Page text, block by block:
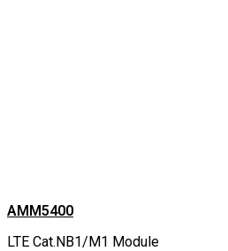
AMM5400
LTE Cat.NB1/M1 Module